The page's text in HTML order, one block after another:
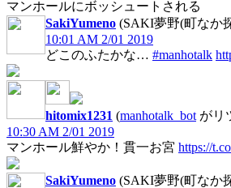
マンホールにボッシュートされる
SakiYumeno (SAKI夢野(町なか
10:01 AM 2/01 2019
どこのふたかな… #manhotalk
hitomix1231 (manhotalk_bot がリ
10:30 AM 2/01 2019
マンホール鮮やか！貫一お宮 https://
SakiYumeno (SAKI夢野(町なか